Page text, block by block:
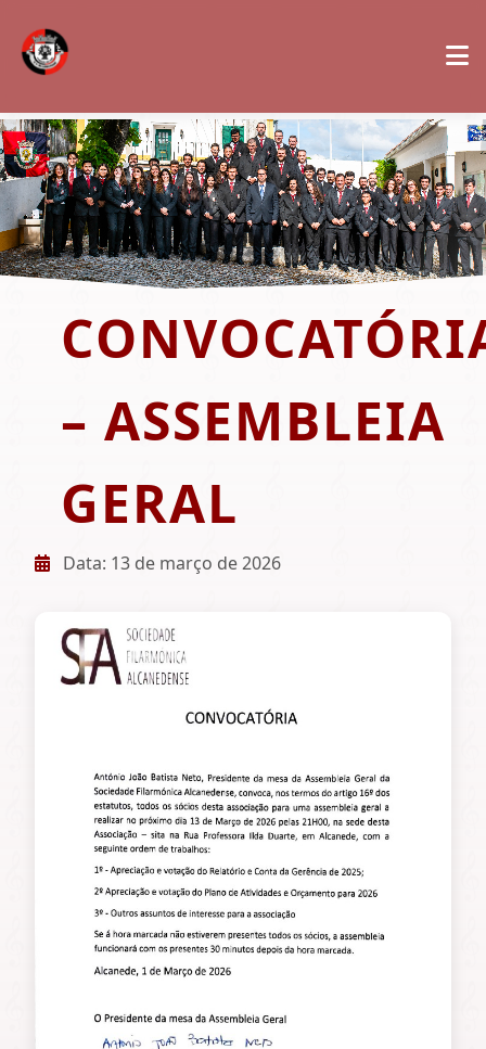
– ASSEMBLEIA
GERAL
Data: 13 de março de 2026